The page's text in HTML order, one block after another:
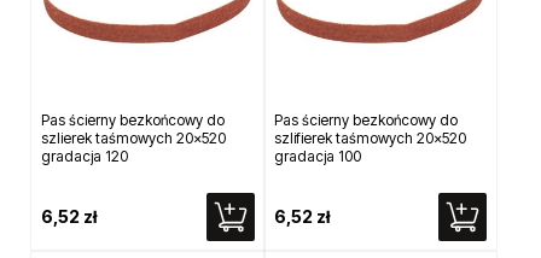
Pas ścierny bezkońcowy do
szlierek taśmowych 20x520
gradacja 120
6,52 zł
Pas ścierny bezkońcowy do
szlifierek taśmowych 20x520
gradacja 100
6,52 zł